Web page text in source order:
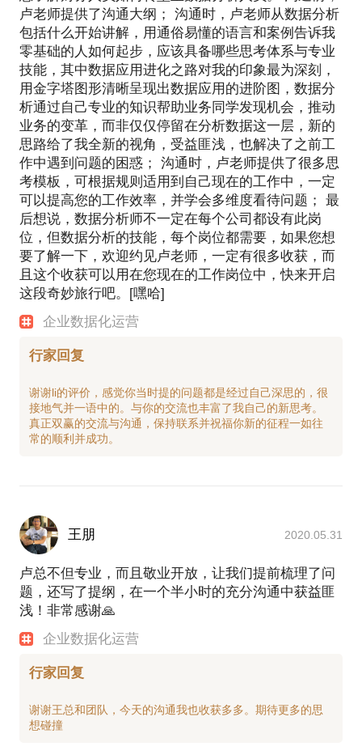
卢老师提供了沟通大纲； 沟通时，卢老师从数据分析
包括什么开始讲解，用通俗易懂的语言和案例告诉我
零基础的人如何起步，应该具备哪些思考体系与专业
技能，其中数据应用进化之路对我的印象最为深刻，
用金字塔图形清晰呈现出数据应用的进阶图，数据分
析通过自己专业的知识帮助业务同学发现机会，推动
业务的变革，而非仅仅停留在分析数据这一层，新的
思路给了我全新的视角，受益匪浅，也解决了之前工
作中遇到问题的困惑； 沟通时，卢老师提供了很多思
考模板，可根据规则适用到自己现在的工作中，一定
可以提高您的工作效率，并学会多维度看待问题； 最
后想说，数据分析师不一定在每个公司都设有此岗
位，但数据分析的技能，每个岗位都需要，如果您想
要了解一下，欢迎约见卢老师，一定有很多收获，而
且这个收获可以用在您现在的工作岗位中，快来开启
这段奇妙旅行吧。[嘿哈]
企业数据化运营
行家回复
谢谢li的评价，感觉你当时提的问题都是经过自己深思的，很
接地气并一语中的。与你的交流也丰富了我自己的新思考。
真正双赢的交流与沟通，保持联系并祝福你新的征程一如往
王朋 2020.05.31
卢总不但专业，而且敬业开放，让我们提前梳理了问
题，还写了提纲，在一个半小时的充分沟通中获益匪
浅！非常感谢🙏
企业数据化运营
行家回复
谢谢王总和团队，今天的沟通我也收获多多。期待更多的思